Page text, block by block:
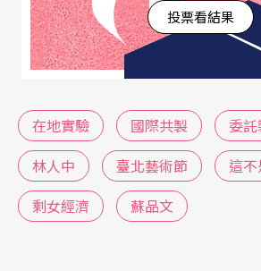
共製的兩種主要模式為「共資創
ncing model）和「藝術或文化上
指製作夥伴在資金上共同支持一個
過程，例如支付人事費、購買研究
等。普遍常見的共製是由劇院提供
投票看結果
在地實驗 國際共製
委
林人中
臺北藝術節
這
剩女經濟
蘇品文